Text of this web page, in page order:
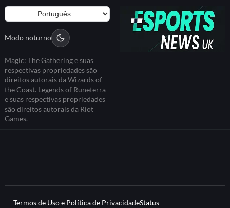
Modo noturno
Magic: The Gathering e suas
respectivas propriedades são
direitos autorais da Wizards of
the Coast. Legends of Runeterra
e suas respectivas propriedades
são direitos autorais da Riot
Games.
Termos de Uso e Política de PrivacidadeStatus